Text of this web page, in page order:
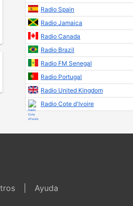
Radio Spain
Radio Jamaica
Radio Canada
Radio Brazil
Radio FM Senegal
Radio Portugal
Radio United Kingdom
Radio Cote d'Ivoire
Ayuda